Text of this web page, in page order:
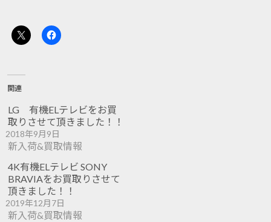
関連
LG 有機ELテレビをお買
取りさせて頂きました！！
2018年9月9日
新入荷&買取情報
4K有機ELテレビ SONY
BRAVIAをお買取りさせて
頂きました！！
2019年12月7日
新入荷&買取情報